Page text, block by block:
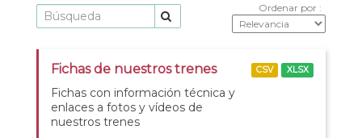
Ordenar por
Fichas de nuestros trenes
Fichas con información técnica y
enlaces a fotos y vídeos de
nuestros trenes
CSV XLSX